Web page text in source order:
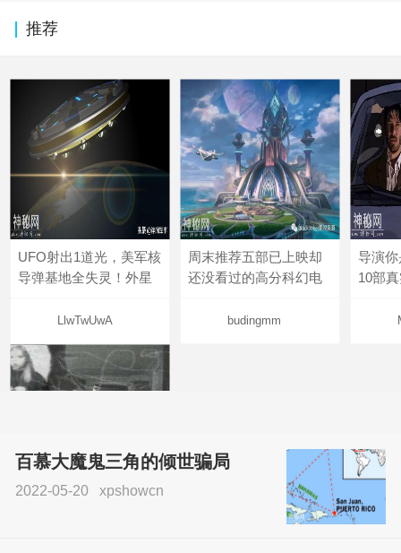
推荐
UFO射出1道光，美军核
导弹基地全失灵！外星
LlwTwUwA
周末推荐五部已上映却
还没看过的高分科幻电
budingmm
导演
10部
百慕大魔鬼三角的倾世骗局
2022-05-20 xpshowcn